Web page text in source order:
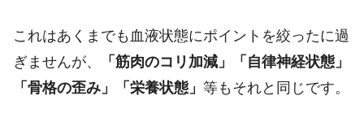
これはあくまでも血液状態にポイントを絞ったに過
ぎませんが、
「筋肉のコリ加減」「自律神経状態」
「骨格の歪み」「栄養状態」 等もそれと同じです。